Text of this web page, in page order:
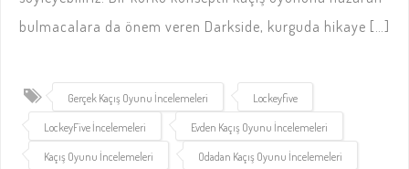
bulmacalara da önem veren Darkside, kurguda hikaye […]
Gerçek Kaçış Oyunu İncelemeleri Lockeyfive
LockeyFive İncelemeleri Evden Kaçış Oyunu İncelemeleri
Kaçış Oyunu İncelemeleri Odadan Kaçış Oyunu İncelemeleri